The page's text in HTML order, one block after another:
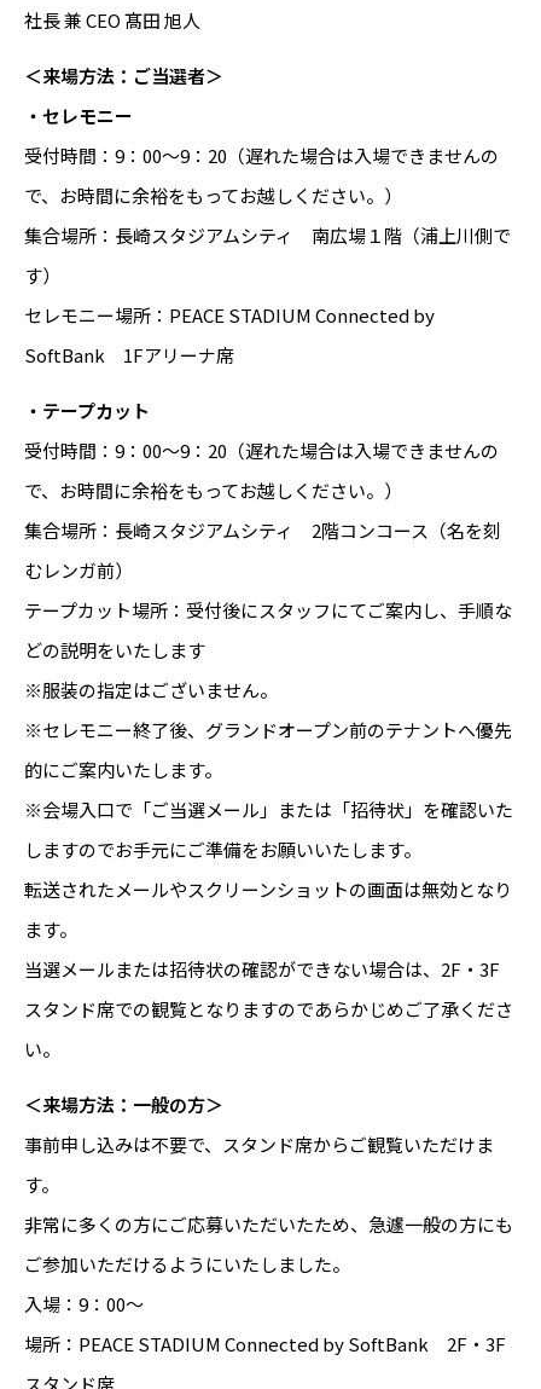
社長 兼 CEO 髙田 旭人
＜来場方法：ご当選者＞
・セレモニー
受付時間：9：00～9：20（遅れた場合は入場できませんの
で、お時間に余裕をもってお越しください。）
集合場所：長崎スタジアムシティ 南広場１階（浦上川側で
す）
セレモニー場所：PEACE STADIUM Connected by
SoftBank 1Fアリーナ席
・テープカット
受付時間：9：00～9：20（遅れた場合は入場できませんの
で、お時間に余裕をもってお越しください。）
集合場所：長崎スタジアムシティ 2階コンコース（名を刻
むレンガ前）
テープカット場所：受付後にスタッフにてご案内し、手順な
どの説明をいたします
※服装の指定はございません。
※セレモニー終了後、グランドオープン前のテナントへ優先
的にご案内いたします。
※会場入口で「ご当選メール」または「招待状」を確認いた
しますのでお手元にご準備をお願いいたします。
転送されたメールやスクリーンショットの画面は無効となり
ます。
当選メールまたは招待状の確認ができない場合は、2F・3F
スタンド席での観覧となりますのであらかじめご了承くださ
い。
＜来場方法：一般の方＞
事前申し込みは不要で、スタンド席からご観覧いただけま
す。
非常に多くの方にご応募いただいたため、急遽一般の方にも
ご参加いただけるようにいたしました。
入場：9：00～
場所：PEACE STADIUM Connected by SoftBank 2F・3F
スタンド席